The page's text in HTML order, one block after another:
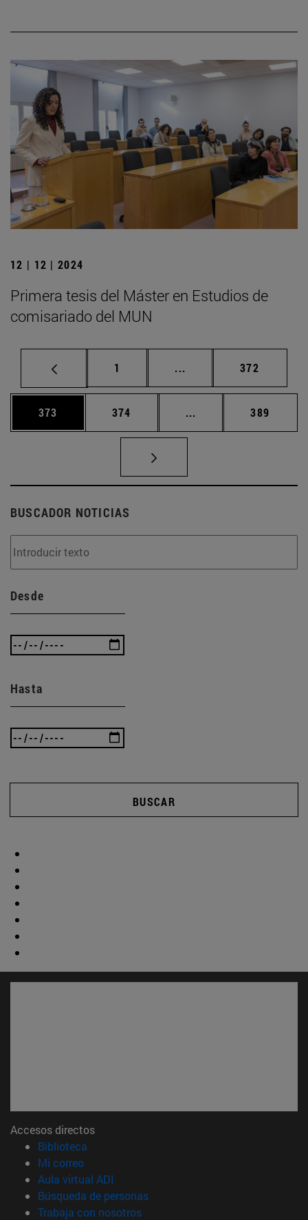
12 | 12 | 2024
Primera tesis del Máster en Estudios de
comisariado del MUN
Página
1 ... Páginas intermedias
Página
372
Página
373 Página
374 ... Páginas intermedias
Página
389
BUSCADOR NOTICIAS
Desde
Hasta
BUSCAR
Accesos directos
Biblioteca
Mi correo(abre en nueva ventana)
Aula virtual ADI
Búsqueda de personas(abre en nueva ventana)
Trabaja con nosotros(abre en nueva ventana)